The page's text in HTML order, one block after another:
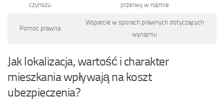
czynszu
przerwy w najmie
Pomoc prawna
Wsparcie w sporach prawnych dotyczących
wynajmu
Jak lokalizacja, wartość i charakter
mieszkania wpływają na koszt
ubezpieczenia?